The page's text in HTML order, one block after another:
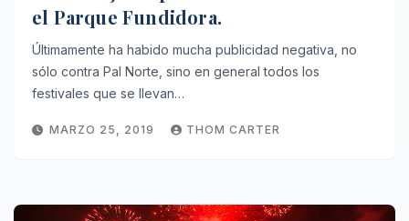
el Parque Fundidora.
Últimamente ha habido mucha publicidad negativa, no
sólo contra Pal Norte, sino en general todos los
festivales que se llevan…
MARZO 25, 2019 THOM CARTER